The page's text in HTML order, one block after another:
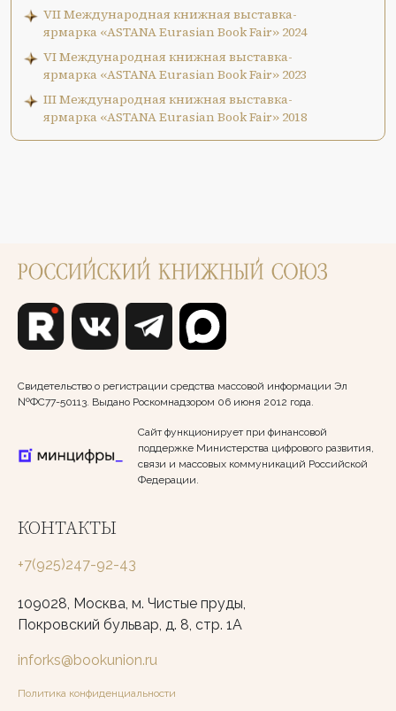
VII Международная книжная выставка-
ярмарка «ASTANA Eurasian Book Fair» 2024
VI Международная книжная выставка-
ярмарка «ASTANA Eurasian Book Fair» 2023
III Международная книжная выставка-
ярмарка «ASTANA Eurasian Book Fair» 2018
Свидетельство о регистрации средства массовой информации Эл
№ФС77-50113. Выдано Роскомнадзором 06 июня 2012 года.
Сайт функционирует при финансовой
поддержке Министерства цифрового развития,
связи и массовых коммуникаций Российской
Федерации.
КОНТАКТЫ
+7(925)247-92-43
109028, Москва, м. Чистые пруды,
Покровский бульвар, д. 8, стр. 1А
inforks@bookunion.ru
Политика конфиденциальности